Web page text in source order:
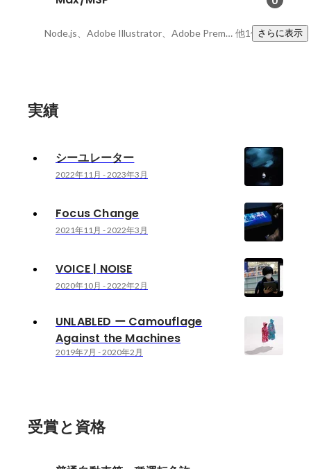
Node.js、Adobe Illustrator、Adobe Premiere Pro 他1件さらに表示
実績
シーユレーター
2022年11月 -2023年3月
Focus Change
2021年11月 -2022年3月
VOICE | NOISE
2020年10月 -2022年2月
UNLABLED ー Camouflage
Against the Machines
2019年7月 -2020年2月
受賞と資格